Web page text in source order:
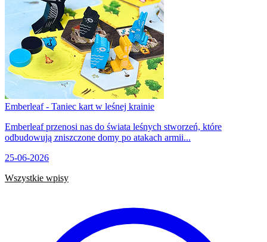
Emberleaf - Taniec kart w leśnej krainie
Emberleaf przenosi nas do świata leśnych stworzeń, które
odbudowują zniszczone domy po atakach armii...
25-06-2026
Wszystkie wpisy